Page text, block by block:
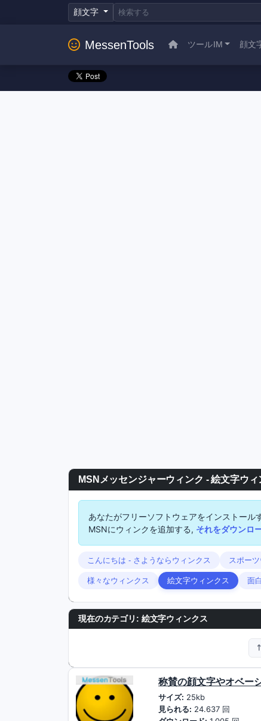
顔文字
MessenTools ツールIM 顔文
MSNメッセンジャーウィンク - 絵文字ウィ
あなたがフリーソフトウェアをインストール
MSNにウィンクを追加する, それをダウンロ
こんにちは - さようならウィンクス スポー
様々なウィンクス 絵文字ウィンクス 面
現在のカテゴリ: 絵文字ウィンクス
称賛の顔文字やオベー
サイズ: 25kb
見られる: 24.637 回